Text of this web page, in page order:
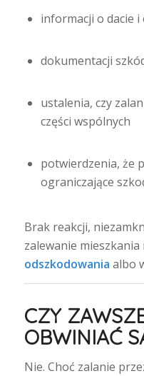
informacji o dacie
dokumentacji
ustalenia, czy
części wspólnych
potwierdzenia, że
ograniczające
Brak reakcji,
zalewanie mieszkania
odszkodowania albo
CZY
OBWINIAĆ
Nie. Choć zalanie